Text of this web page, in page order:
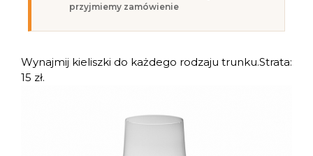
przyjmiemy zamówienie
Wynajmij kieliszki do każdego rodzaju trunku.Strata:
15 zł.